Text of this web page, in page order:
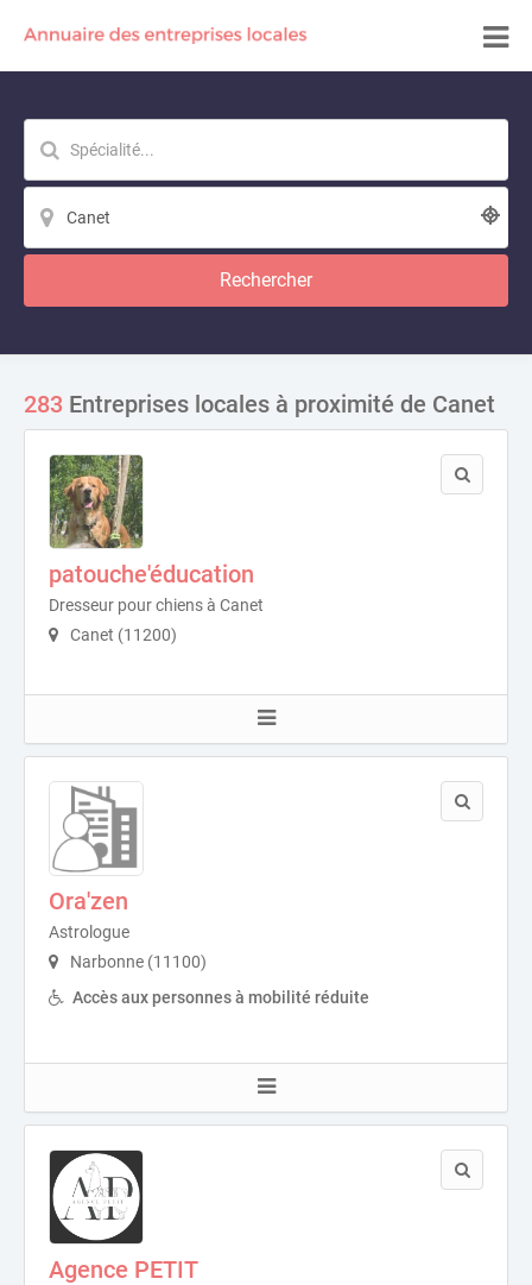
Rechercher
283 Entreprises locales à proximité de Canet
patouche'éducation
Dresseur pour chiens à Canet
Canet (11200)
Ora'zen
Astrologue
Narbonne (11100)
Accès aux personnes à mobilité réduite
Agence PETIT